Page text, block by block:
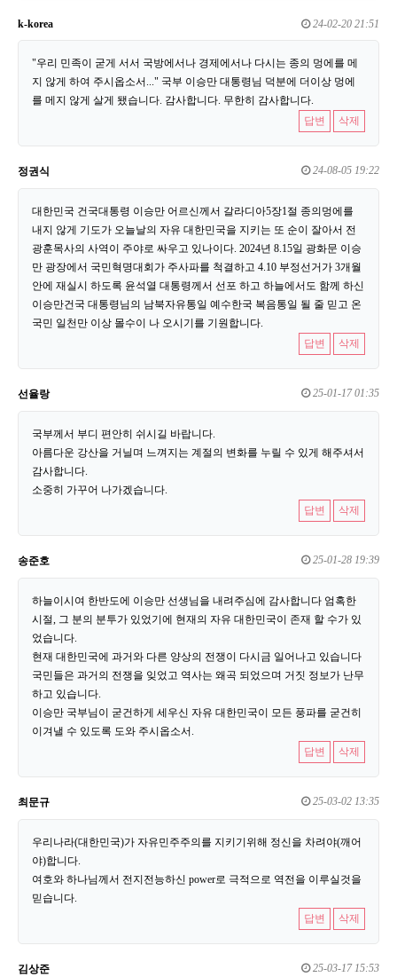
k-korea 24-02-20 21:51
"우리 민족이 굳게 서서 국방에서나 경제에서나 다시는 종의 멍에를 메
지 않게 하여 주시옵소서..." 국부 이승만 대통령님 덕분에 더이상 멍에
를 메지 않게 살게 됐습니다. 감사합니다. 무한히 감사합니다.
답변
삭제
정권식 24-08-05 19:22
대한민국 건국대통령 이승만 어르신께서 갈라디아5장1절 종의멍에를
내지 않게 기도가 오늘날의 자유 대한민국을 지키는 또 순이 잘아서 전
광훈목사의 사역이 주야로 싸우고 있나이다. 2024년 8.15일 광화문 이승
만 광장에서 국민혁명대회가 주사파를 척결하고 4.10 부정선거가 3개월
안에 재실시 하도록 윤석열 대통령께서 선포 하고 하늘에서도 함께 하신
이승만건국 대통령님의 남북자유통일 예수한국 복음통일 될 줄 믿고 온
국민 일천만 이상 몰수이 나 오시기를 기원합니다.
답변
삭제
선율랑 25-01-17 01:35
국부께서 부디 편안히 쉬시길 바랍니다.
아름다운 강산을 거닐며 느껴지는 계절의 변화를 누릴 수 있게 해주셔서
감사합니다.
소중히 가꾸어 나가겠습니다.
답변
삭제
송준호 25-01-28 19:39
하늘이시여 한반도에 이승만 선생님을 내려주심에 감사합니다 엄혹한
시절, 그 분의 분투가 있었기에 현재의 자유 대한민국이 존재 할 수가 있
었습니다.
현재 대한민국에 과거와 다른 양상의 전쟁이 다시금 일어나고 있습니다
국민들은 과거의 전쟁을 잊었고 역사는 왜곡 되었으며 거짓 정보가 난무
하고 있습니다.
이승만 국부님이 굳건하게 세우신 자유 대한민국이 모든 풍파를 굳건히
이겨낼 수 있도록 도와 주시옵소서.
답변
삭제
최문규 25-03-02 13:35
우리나라(대한민국)가 자유민주주의를 지키기위해 정신을 차려야(깨어
야)합니다.
여호와 하나님께서 전지전능하신 power로 극적으로 역전을 이루실것을
믿습니다.
답변
삭제
김상준 25-03-17 15:53